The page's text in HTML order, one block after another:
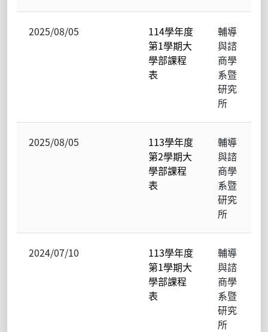
2025/08/05
114學年度
第1學期大
學部課程
表
輔導
與諮
商學
系暨
研究
所
2025/08/05
113學年度
第2學期大
學部課程
表
輔導
與諮
商學
系暨
研究
所
2024/07/10
113學年度
第1學期大
學部課程
表
輔導
與諮
商學
系暨
研究
所